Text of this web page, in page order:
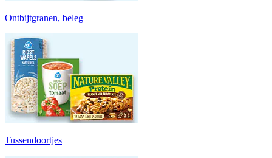
Ontbijtgranen, beleg
Tussendoortjes